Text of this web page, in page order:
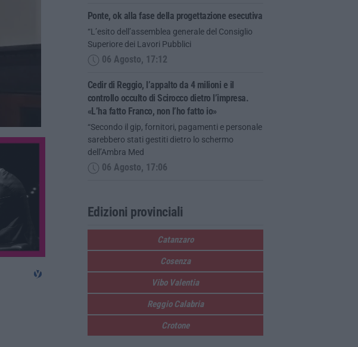
Ponte, ok alla fase della progettazione esecutiva
“L’esito dell’assemblea generale del Consiglio
Superiore dei Lavori Pubblici
06 Agosto, 17:12
Cedir di Reggio, l’appalto da 4 milioni e il
controllo occulto di Scirocco dietro l’impresa.
«L’ha fatto Franco, non l’ho fatto io»
“Secondo il gip, fornitori, pagamenti e personale
sarebbero stati gestiti dietro lo schermo
dell’Ambra Med
06 Agosto, 17:06
Edizioni provinciali
Catanzaro
Cosenza
Vibo Valentia
Reggio Calabria
Crotone